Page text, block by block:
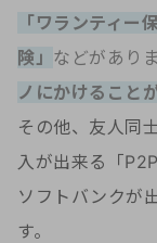
「ワランティー
険」 などがありま
ノにかけること
その他、友人同
入が出来る「
ソフトバンクが
す。